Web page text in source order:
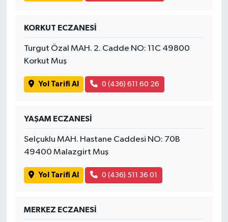
KORKUT ECZANESİ
Turgut Özal MAH. 2. Cadde NO: 11C 49800
Korkut Muş
Yol Tarifi Al 0 (436) 611 60 26
YAŞAM ECZANESİ
Selçuklu MAH. Hastane Caddesi NO: 70B
49400 Malazgirt Muş
Yol Tarifi Al 0 (436) 511 36 01
MERKEZ ECZANESİ